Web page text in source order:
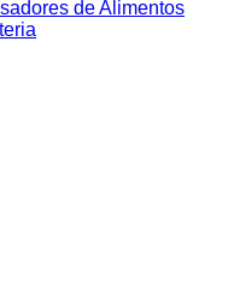
de Alimentos